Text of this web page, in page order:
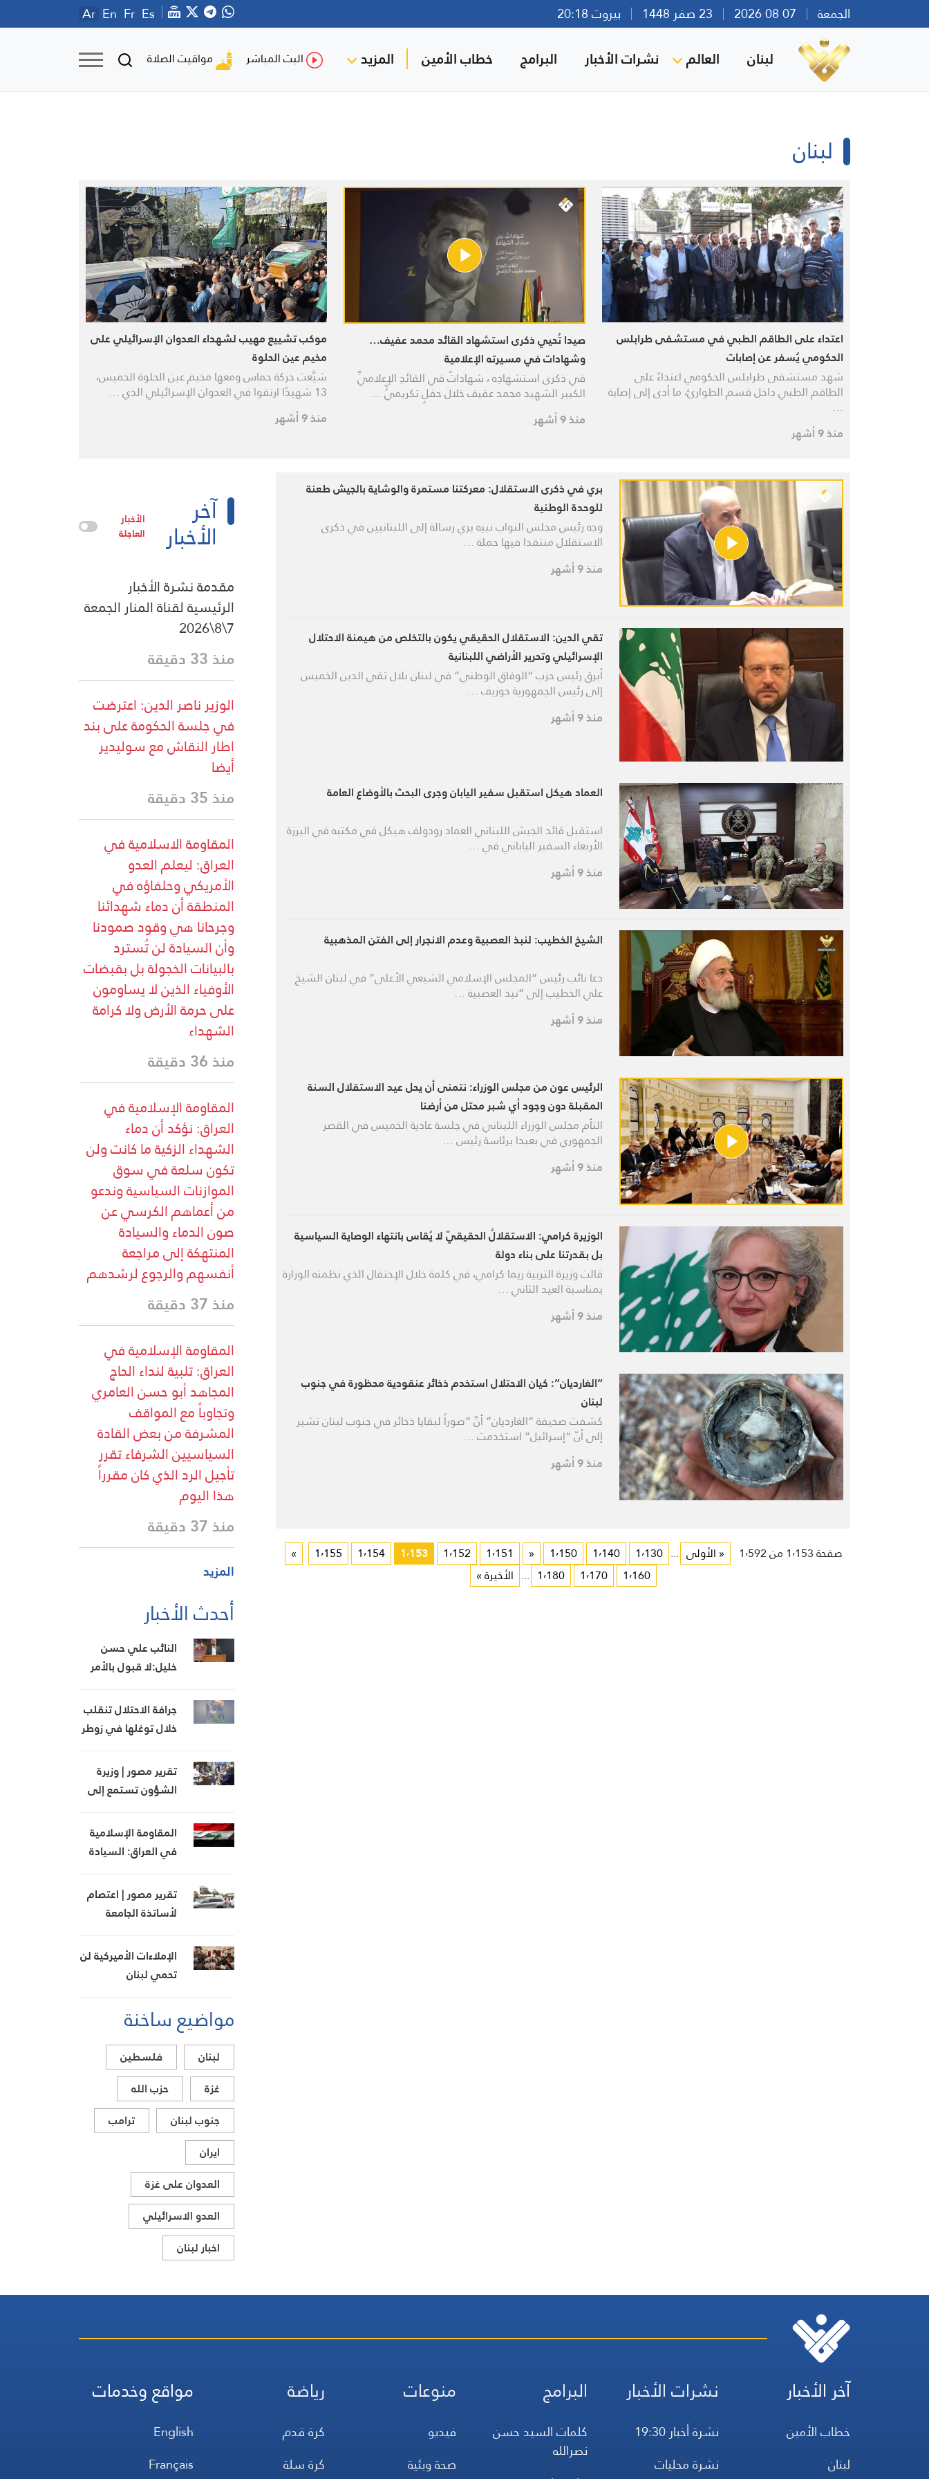
الجمعة بيروت 20:18 Ar En Fr Es
لبنان العالم نشرات الأخبار البرامج خطاب الأمين المزيد البث المباشر مواقيت الصلاة
لبنان
اعتداء على الطاقم الطبي في مستشفى طرابلس
الحكومي يُسفر عن إصابات
شهد مستشفى طرابلس الحكومي اعتداءً على
الطاقم الطبي داخل قسم الطوارئ، ما أدى إلى إصابة
…
منذ 9 أشهر
صيدا تُحيي ذكرى استشهاد القائد محمد عفيف…
وشهادات في مسيرته الإعلامية
في ذكرى استشهادِه ، شهاداتٌ في القائدِ الإعلاميِّ
الكبير الشهيد محمد عفيف خلالَ حفلٍ تكريميٍّ …
منذ 9 أشهر
موكب تشييع مهيب لشهداء العدوان الإسرائيلي على
مخيم عين الحلوة
شيَّعت حركة حماس ومعها مخيم عين الحلوة الخميس،
13 شهيدًا ارتقوا في العدوان الإسرائيلي الذي …
منذ 9 أشهر
بري في ذكرى الاستقلال: معركتنا مستمرة والوشاية بالجيش طعنة
للوحدة الوطنية
وجه رئيس مجلس النواب نبيه بري رسالة إلى اللبنانيين في ذكرى
الاستقلال منتقدا فيها حملة …
منذ 9 أشهر
تقي الدين: الاستقلال الحقيقي يكون بالتخلص من هيمنة الاحتلال
الإسرائيلي وتحرير الأراضي اللبنانية
أبرق رئيس حزب “الوفاق الوطني” في لبنان بلال تقي الدين الخميس
إلى رئيس الجمهورية جوزيف …
منذ 9 أشهر
العماد هيكل استقبل سفير اليابان وجرى البحث بالأوضاع العامة
استقبل قائد الجيش اللبناني العماد رودولف هيكل في مكتبه في اليرزة
الأربعاء السفير الياباني في …
منذ 9 أشهر
الشيخ الخطيب: لنبذ العصبية وعدم الانجرار إلى الفتن المذهبية
دعا نائب رئيس “المجلس الإسلامي الشيعي الأعلى” في لبنان الشيخ
علي الخطيب إلى “نبذ العصبية …
منذ 9 أشهر
الرئيس عون من مجلس الوزراء: نتمنى أن يحل عيد الاستقلال السنة
المقبلة دون وجود أي شبر محتل من أرضنا
التأم مجلس الوزراء اللبناني في جلسة عادية الخميس في القصر
الجمهوري في بعبدا برئاسة رئيس …
منذ 9 أشهر
الوزيرة كرامي: الاستقلالُ الحقيقيّ لا يُقاس بانتهاء الوصاية السياسية
بل بقدرتنا على بناء دولة
قالت وزيرة التربية ريما كرامي، في كلمة خلال الإحتفال الذي نظمته الوزارة
بمناسبة العيد الثاني …
منذ 9 أشهر
“الغارديان”: كيان الاحتلال استخدم ذخائر عنقودية محظورة في جنوب
لبنان
كشفت صحيفة “الغارديان” أنّ “صوراً لبقايا ذخائر في جنوب لبنان تشير
إلى أنّ “إسرائيل” استخدمت …
منذ 9 أشهر
صفحة 1٬153 من 1٬592 « الأولى ... 1٬130 1٬140 1٬150 « 1٬151 1٬152 1٬153 1٬154 1٬155
»
1٬160
1٬170 1٬180 ... الأخيرة »
آخر
الأخبار
الأخبار
العاجلة
مقدمة نشرة الأخبار
الرئيسية لقناة المنار الجمعة
7\8\2026
منذ 33 دقيقة
الوزير ناصر الدين: اعترضت
في جلسة الحكومة على بند
اطار النقاش مع سوليدير
أيضا
منذ 35 دقيقة
المقاومة الاسلامية في
العراق: ليعلم العدو
الأمريكي وحلفاؤه في
المنطقة أن دماء شهدائنا
وجرحانا هي وقود صمودنا
وأن السيادة لن تُسترد
بالبيانات الخجولة بل بقبضات
الأوفياء الذين لا يساومون
على حرمة الأرض ولا كرامة
الشهداء
منذ 36 دقيقة
المقاومة الإسلامية في
العراق: نؤكد أن دماء
الشهداء الزكية ما كانت ولن
تكون سلعة في سوق
الموازنات السياسية وندعو
من أعماهم الكرسي عن
صون الدماء والسيادة
المنتهكة إلى مراجعة
أنفسهم والرجوع لرشدهم
منذ 37 دقيقة
المقاومة الإسلامية في
العراق: تلبية لنداء الحاج
المجاهد أبو حسن العامري
وتجاوباً مع المواقف
المشرفة من بعض القادة
السياسيين الشرفاء تقرر
تأجيل الرد الذي كان مقرراً
هذا اليوم
منذ 37 دقيقة
المزيد
أحدث الأخبار
النائب علي حسن
خليل:لا قبول بالأمر
الاحتلال
جرافة الاحتلال تنقلب
خلال توغلها في زوطر
تستنفر
تقرير مصور | وزيرة
الشؤون تستمع إلى
بمتابعة ملف بدل
الإيواء
المقاومة الإسلامية
في العراق: السيادة
الخجولة
تقرير مصور | اعتصام
لأساتذة الجامعة
للمطالبة بإنجاز ملف
التفرغ
الإملاءات الأميركية لن
تحمي لبنان
لمواجهة التحديات
مواضيع ساخنة
لبنان
فلسطين
غزة
حزب الله
جنوب لبنان
ترامب
ايران
العدوان على غزة
العدو الاسرائيلي
اخبار لبنان
آخر الأخبار
خطاب الأمين
لبنان
نشرات الأخبار
نشرة أخبار 19:30
نشرة محليات
البرامج
كلمات السيد حسن
نصرالله
منوعات
فيديو
صحة وبئية
رياضة
كرة قدم
كرة سلة
مواقع وخدمات
English
Français